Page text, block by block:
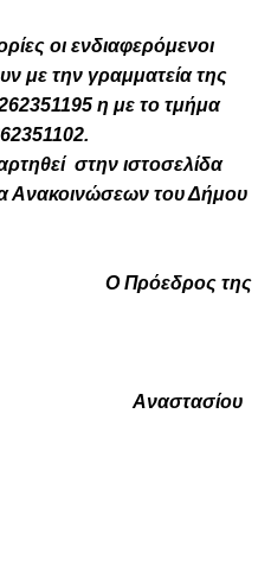
οι ενδιαφερόμενοι
με την γραμματεία της
η με το τμήμα
στην ιστοσελίδα
Ανακοινώσεων του Δήμου
της